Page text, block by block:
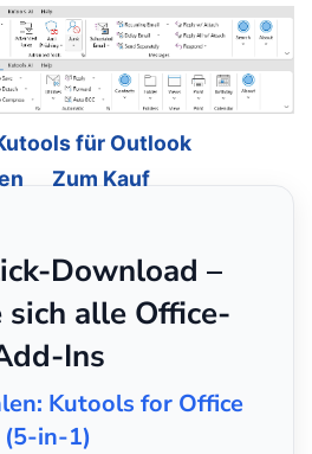
für Outlook
Zum Kauf
Download –
sich alle Office-
Ins
Kutools for Office
(5-in-1)